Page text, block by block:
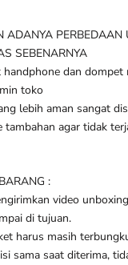
ADANYA
SEBENARNYA
dan dompet
toko
lebih aman sangat
agar tidak
:
video
di tujuan.
harus masih
sama saat diterima,